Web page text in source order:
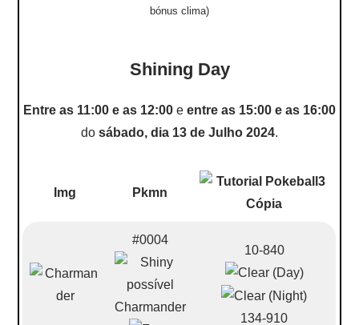
bónus clima)
Shining Day
Entre as 11:00 e as 12:00 e entre as 15:00 e as 16:00
do sábado, dia 13 de Julho 2024.
Img Pkmn
#0004
Charmander
10-840
134-910